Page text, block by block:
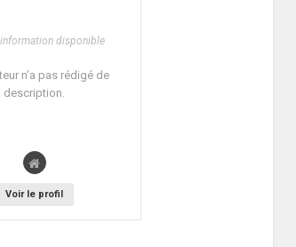
disponible
n’a pas rédigé de
description.
Voir le profil